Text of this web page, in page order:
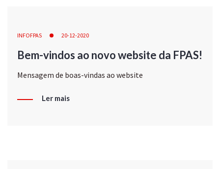
INFOFPAS 20-12-2020
Bem-vindos ao novo website da FPAS!
Mensagem de boas-vindas ao website
Ler mais